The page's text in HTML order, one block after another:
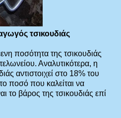
τσικουδιάς
ποσότητα της τσικουδιάς
Αναλυτικότερα, η
αντιστοιχεί στο 18% του
ποσό που καλείται να
το βάρος της τσικουδιάς επί